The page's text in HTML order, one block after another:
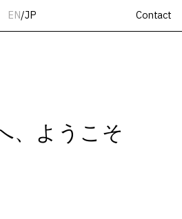
EN/JP Contact
、ようこそ